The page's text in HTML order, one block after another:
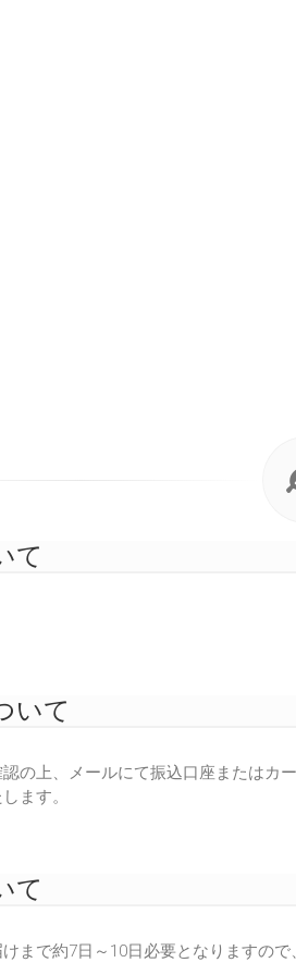
て
いて
の上、メールにて振込口座またはカ
ます。
て
まで約7日～10日必要となりますので